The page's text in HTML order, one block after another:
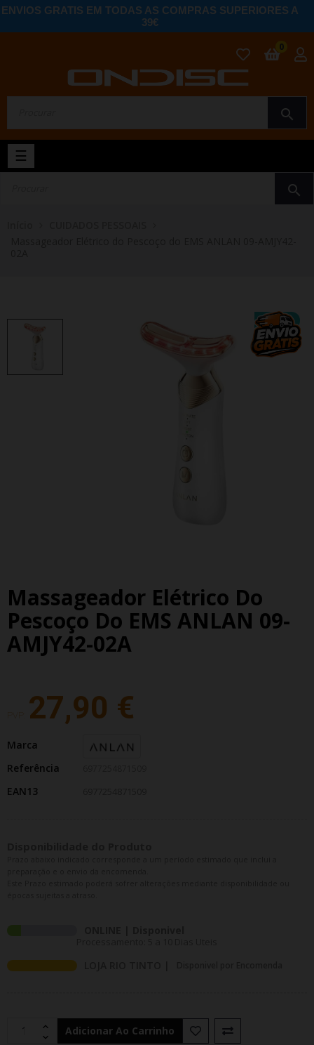
ENVIOS GRATIS EM TODAS AS COMPRAS SUPERIORES A
39€
search
0
Toggle
navigation
☰
search
NOVO
Massageador Elétrico Do
Pescoço Do EMS ANLAN 09-
AMJY42-02A
27,90 €
Marca
Referência
EAN13
Adicionar Ao Carrinho